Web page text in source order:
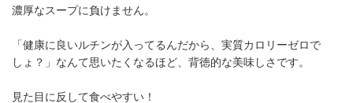
濃厚なスープに負けません。
「健康に良いルチンが入ってるんだから、実質カロリーゼロで
しょ？」なんて思いたくなるほど、背徳的な美味しさです。
見た目に反して食べやすい！